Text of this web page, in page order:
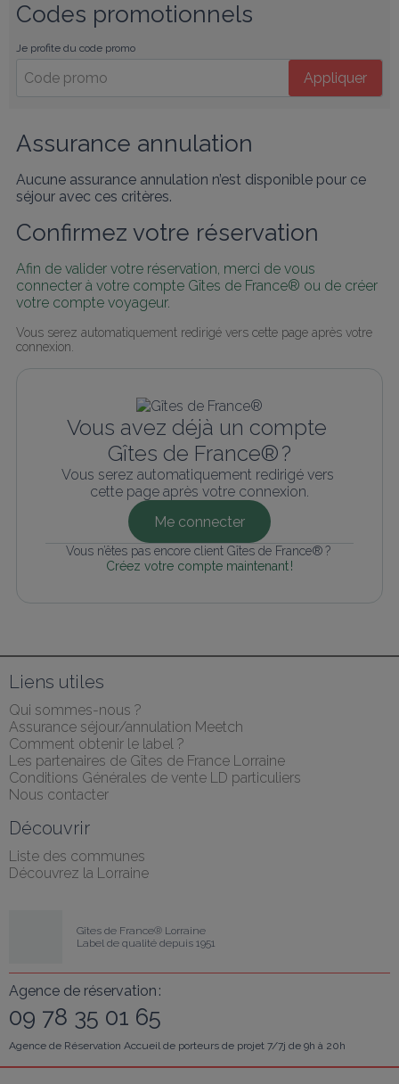
Codes promotionnels
Je profite du code promo
Appliquer
Assurance annulation
Aucune assurance annulation n’est disponible pour ce
séjour avec ces critères.
Confirmez votre réservation
Afin de valider votre réservation, merci de vous
connecter à votre compte Gîtes de France® ou de créer
votre compte voyageur.
Vous serez automatiquement redirigé vers cette page après votre
connexion.
Vous avez déjà un compte
Gîtes de France® ?
Vous serez automatiquement redirigé vers
cette page après votre connexion.
Me connecter
Vous n’êtes pas encore client Gîtes de France® ?
Créez votre compte maintenant !
Liens utiles
Qui sommes-nous ?
Assurance séjour/annulation Meetch
Comment obtenir le label ?
Les partenaires de Gîtes de France Lorraine
Conditions Générales de vente LD particuliers
Nous contacter
Découvrir
Liste des communes
Découvrez la Lorraine
Gîtes de France® Lorraine
Label de qualité depuis 1951
Agence de réservation :
09 78 35 01 65
Agence de Réservation Accueil de porteurs de projet 7/7j de 9h à 20h